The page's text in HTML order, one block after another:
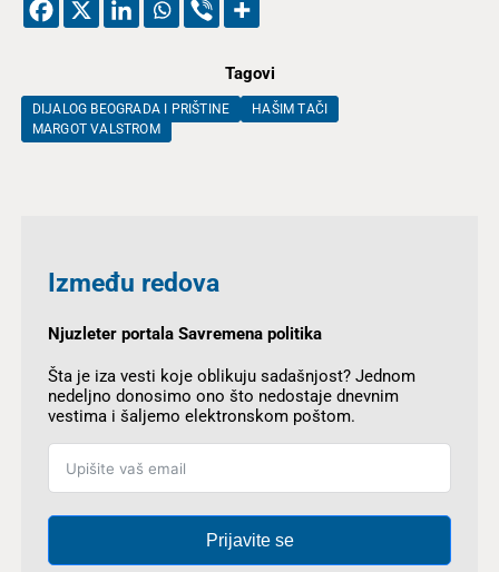
Tagovi
DIJALOG BEOGRADA I PRIŠTINE
HAŠIM TAČI
MARGOT VALSTROM
Između redova
Njuzleter portala Savremena politika
Šta je iza vesti koje oblikuju sadašnjost? Jednom
nedeljno donosimo ono što nedostaje dnevnim
vestima i šaljemo elektronskom poštom.
Prijavite se